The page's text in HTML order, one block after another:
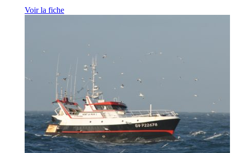
Voir la fiche